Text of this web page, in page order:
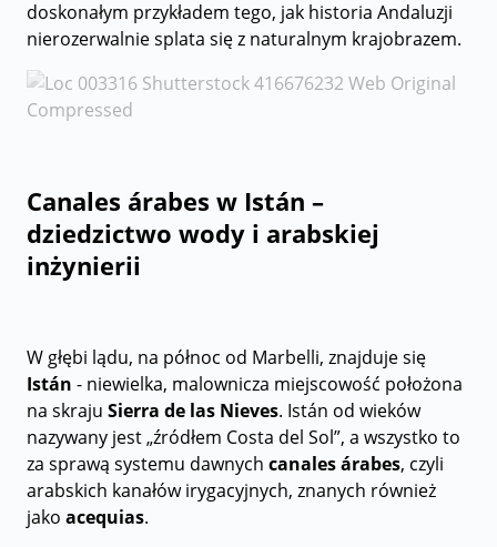
doskonałym przykładem tego, jak historia Andaluzji
nierozerwalnie splata się z naturalnym krajobrazem.
Canales árabes w Istán –
dziedzictwo wody i arabskiej
inżynierii
W głębi lądu, na północ od Marbelli, znajduje się
Istán - niewielka, malownicza miejscowość położona
na skraju Sierra de las Nieves. Istán od wieków
nazywany jest „źródłem Costa del Sol”, a wszystko to
za sprawą systemu dawnych canales árabes, czyli
arabskich kanałów irygacyjnych, znanych również
jako acequias.